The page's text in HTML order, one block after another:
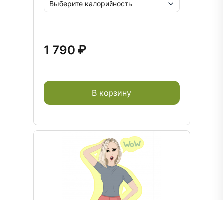
1 790 ₽
В корзину